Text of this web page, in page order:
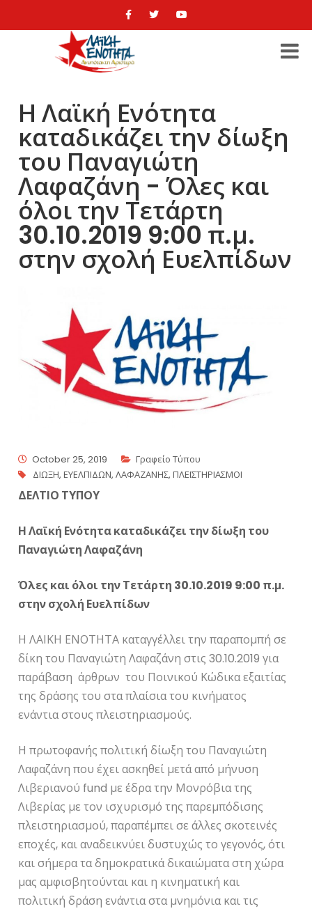
Η Λαϊκή Ενότητα
καταδικάζει την δίωξη
του Παναγιώτη
Λαφαζάνη - Όλες και
όλοι την Τετάρτη
30.10.2019 9:00 π.μ.
στην σχολή Ευελπίδων
October 25, 2019
Γραφείο Τύπου
ΔΙΩΞΗ,ΕΥΕΛΠΙΔΩΝ,ΛΑΦΑΖΑΝΗΣ,ΠΛΕΙΣΤΗΡΙΑΣΜΟΙ
ΔΕΛΤΙΟ ΤΥΠΟΥ
Η Λαϊκή Ενότητα καταδικάζει την δίωξη του
Παναγιώτη Λαφαζάνη
Όλες και όλοι την Τετάρτη 30.10.2019 9:00 π.μ.
στην σχολή Ευελπίδων
Η ΛΑΙΚΗ ΕΝΟΤΗΤΑ καταγγέλλει την παραπομπή σε
δίκη του Παναγιώτη Λαφαζάνη στις 30.10.2019 για
παράβαση άρθρων του Ποινικού Κώδικα εξαιτίας
της δράσης του στα πλαίσια του κινήματος
ενάντια στους πλειστηριασμούς.
Η πρωτοφανής πολιτική δίωξη του Παναγιώτη
Λαφαζάνη που έχει ασκηθεί μετά από μήνυση
Λιβεριανού fund με έδρα την Μονρόβια της
Λιβερίας με τον ισχυρισμό της παρεμπόδισης
πλειστηριασμού, παραπέμπει σε άλλες σκοτεινές
εποχές, και αναδεικνύει δυστυχώς το γεγονός, ότι
και σήμερα τα δημοκρατικά δικαιώματα στη χώρα
μας αμφισβητούνται και η κινηματική και
πολιτική δράση ενάντια στα μνημόνια και τις